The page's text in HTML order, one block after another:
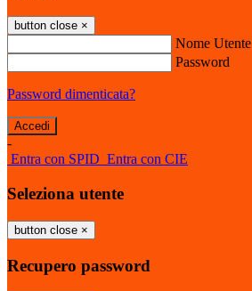
button close ×
Nome Utente
Password
Password dimenticata?
-
Entra con SPID Entra con CIE
Seleziona utente
button close ×
Recupero password